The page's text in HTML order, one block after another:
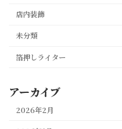
店内装飾
未分類
箔押しライター
アーカイブ
2026年2月